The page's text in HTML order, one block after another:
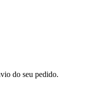
do seu pedido.